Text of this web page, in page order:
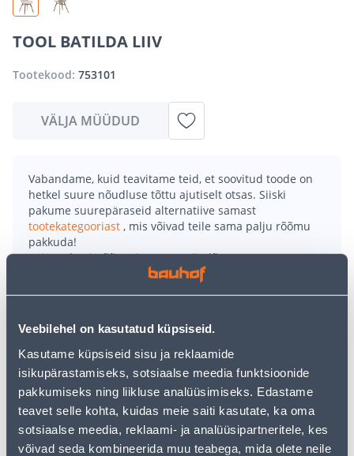
Veebilehel on kasutatud küpsiseid.
Kasutame küpsiseid sisu ja reklaamide
isikupärastamiseks, sotsiaalse meedia funktsioonide
pakkumiseks ning liikluse analüüsimiseks. Edastame
teavet selle kohta, kuidas meie saiti kasutate, ka oma
sotsiaalse meedia, reklaami- ja analüüsipartneritele, kes
võivad seda kombineerida muu teabega, mida olete neile
TOOL BATILDA LIIV
Tootekood: 753101
VÄLJA MÜÜDUD
Vabandame, kuid teavitame teid, et soovitud toode on
hetkel suure nõudluse tõttu ajutiselt otsas. Siiski
pakume suurepäraseid alternatiive samast
tootekategooriast , mis võivad teile sama palju rõõmu
pakkuda!
Teie ostlemisrõõm ei pea aga siin lõppema - oma
uurimistööd saate jätkata, naastes
• 14-päevane tagastusõigus.
• HANKIJA LAOST TELLITAV TOODE
Tarne pole võimalik